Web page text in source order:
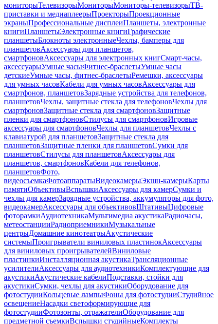
мониторыТелевизорыМониторыМониторы-телевизорыТВ-
приставки и медиаплеерыПроекторыПроекционные
экраныПрофессиональные дисплеиПланшеты, электронные
книгиПланшетыЭлектронные книгиГрафические
планшетыБлокноты электронныеЧехлы, бамперы для
планшетовАксессуары для планшетов,
смартфоновАксессуары для электронных книгСмарт-часы,
аксессуарыУмные часыФитнес-браслетыУмные часы
детскиеУмные часы, фитнес-браслетыРемешки, аксессуары
для умных часовКабели для умных часовАксессуары для
смартфонов, планшетовЗарядные устройства для телефонов,
планшетовЧехлы, защитные стекла для телефоновЧехлы для
смартфоновЗащитные стекла для смартфоновЗащитные
пленки для смартфоновСтилусы для смартфоновИгровые
аксессуары для смартфоновЧехлы для планшетовЧехлы с
клавиатурой для планшетовЗащитные стекла для
планшетовЗащитные пленки для планшетовСумки для
планшетовСтилусы для планшетовАксессуары для
планшетов, смартфоновКабели для телефонов,
планшетовФото,
видеосъемкаФотоаппаратыВидеокамерыЭкшн-камерыКарты
памятиОбъективыВспышкиАксессуары для камерСумки и
чехлы для камерЗарядные устройства, аккумуляторы для фото,
видеокамерАксессуары для объективовШтативыЦифровые
фоторамкиАудиотехникаМультимедиа акустикаРадиочасы,
метеостанцииРадиоприемникиМузыкальные
центрыДомашние кинотеатрыАкустические
системыПроигрыватели виниловых пластинокАксессуары
для виниловых проигрывателейВиниловые
пластинкиИнсталляционная акустикаТрансляционные
усилителиАксессуары для аудиотехникиКомплектующие для
акустикиАкустические кабелиПодставки, стойки для
акустикиСумки, чехлы для акустикиОборудование для
фотостудииКольцевые лампыФоны для фотостудииСтудийное
освещениеНасадки светоформирующие для
фотостудииФотозонты, отражателиОборудование для
предметной съемкиВспышки студийныеКомплекты